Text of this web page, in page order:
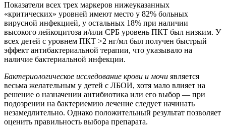
Показатели всех трех маркеров нижеуказанных
«критических» уровней имеют место у 82% больных
вирусной инфекцией, у остальных 18% при наличии
высокого лейкоцитоза и/или СРБ уровень ПКТ был низким. У
всех детей с уровнем ПКТ >2 нг/мл был получен быстрый
эффект антибактериальной терапии, что указывало на
наличие бактериальной инфекции.
Бактериологическое исследование крови и мочи является
весьма желательным у детей с ЛБОИ, хотя мало влияет на
решение о назначении антибиотика или его выбор — при
подозрении на бактериемию лечение следует начинать
незамедлительно. Однако положительный результат позволяет
оценить правильность выбора препарата.